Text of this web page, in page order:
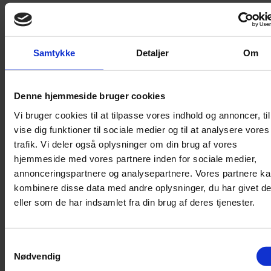
Samtykke Detaljer Om
Denne hjemmeside bruger cookies
Vi bruger cookies til at tilpasse vores indhold og annoncer,
vise dig funktioner til sociale medier og til at analysere vores
trafik. Vi deler også oplysninger om din brug af vores
hjemmeside med vores partnere inden for sociale medier,
annonceringspartnere og analysepartnere. Vores partnere
kombinere disse data med andre oplysninger, du har givet
eller som de har indsamlet fra din brug af deres tjenester.
Nødvendig
Seler / Liner
Kattetoilet
Selvrensende toilet
Sandmåtter
Grusskovl
Luftrenser / Lugtfjerner
Affaldsposer
Trimning